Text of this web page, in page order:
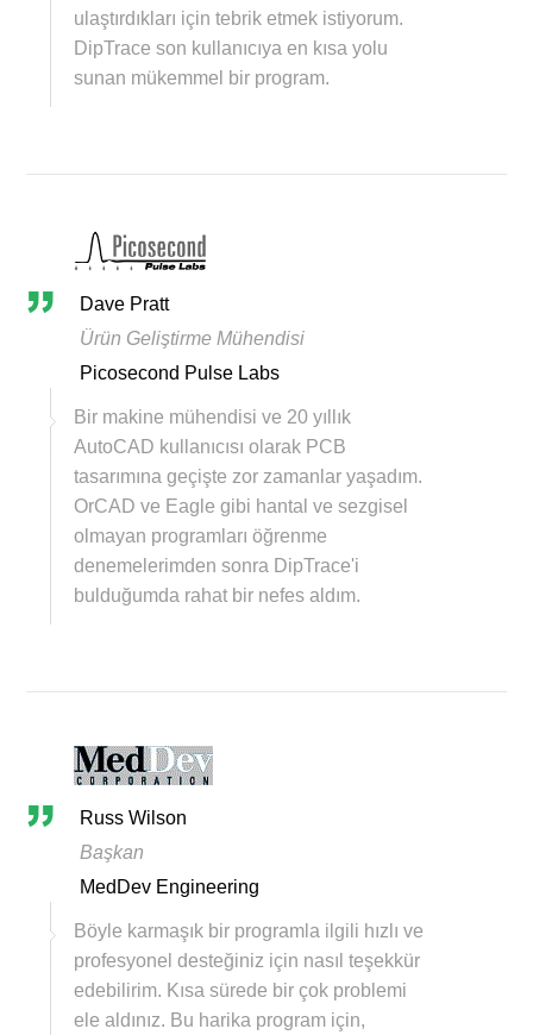
ulaştırdıkları için tebrik etmek istiyorum.
DipTrace son kullanıcıya en kısa yolu
sunan mükemmel bir program.
Dave Pratt
Ürün Geliştirme Mühendisi
Picosecond Pulse Labs
Bir makine mühendisi ve 20 yıllık
AutoCAD kullanıcısı olarak PCB
tasarımına geçişte zor zamanlar yaşadım.
OrCAD ve Eagle gibi hantal ve sezgisel
olmayan programları öğrenme
denemelerimden sonra DipTrace'i
bulduğumda rahat bir nefes aldım.
Russ Wilson
Başkan
MedDev Engineering
Böyle karmaşık bir programla ilgili hızlı ve
profesyonel desteğiniz için nasıl teşekkür
edebilirim. Kısa sürede bir çok problemi
ele aldınız. Bu harika program için,